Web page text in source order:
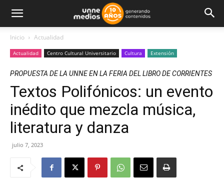
Inicio Actualidad
Actualidad Centro Cultural Universitario Cultura Extensión
PROPUESTA DE LA UNNE EN LA FERIA DEL LIBRO DE CORRIENTES
Textos Polifónicos: un evento
inédito que mezcla música,
literatura y danza
julio 7, 2023